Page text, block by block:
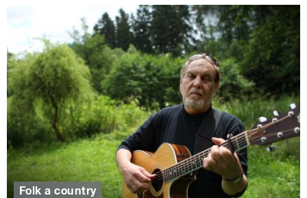
Folk a country